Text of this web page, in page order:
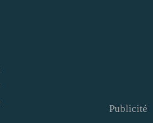
Publicité